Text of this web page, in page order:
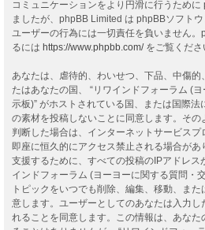
コミュニケーションをより円滑に行うため
ましたが、phpBB Limited は phpBBソフト
ユーザーの行為には一切責任を負いません
るには https://www.phpbb.com/をご覧くださ
あなたは、虐待的、わいせつ、下品、中傷的
たはあなたの国、 “リワインドフォーラム (
示板)” がホストされている国、または国際
の素材を投稿しないことに同意します。その
判断した場合は、インターネットサービスプ
即座に恒久的にアクセス禁止される場合が
支援するために、すべての投稿のIPアドレス
インドフォーラム (ヨーヨーに関する質問・
トピックをいつでも削除、編集、移動、ま
意します。ユーザーとしてのあなたは入力し
れることを同意します。この情報は、あな